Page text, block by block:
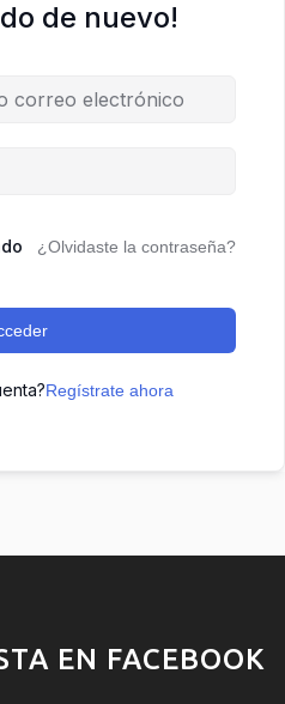
de nuevo!
¿Olvidaste la contraseña?
Regístrate ahora
EN FACEBOOK